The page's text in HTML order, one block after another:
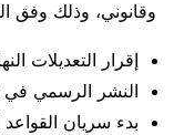
وقانوني، وذلك وفق
إقرار التعديلات
النشر الرسمي في
بدء سريان